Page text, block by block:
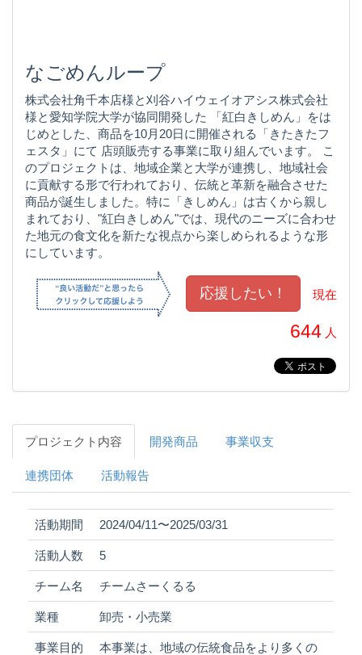
なごめんループ
株式会社角千本店様と刈谷ハイウェイオアシス株式会社
様と愛知学院大学が協同開発した 「紅白きしめん」をは
じめとした、商品を10月20日に開催される「きたきたフ
ェスタ」にて 店頭販売する事業に取り組んでいます。 こ
のプロジェクトは、地域企業と大学が連携し、地域社会
に貢献する形で行われており、伝統と革新を融合させた
商品が誕生しました。特に「きしめん」は古くから親し
まれており、"紅白きしめん"では、現代のニーズに合わせ
た地元の食文化を新たな視点から楽しめられるような形
にしています。
現在
644 人
プロジェクト内容 開発商品 事業収支
連携団体 活動報告
活動期間 2024/04/11〜2025/03/31
活動人数 5
チーム名 チームさーくるる
業種 卸売・小売業
事業目的
本事業は、地域の伝統食品をより多くの